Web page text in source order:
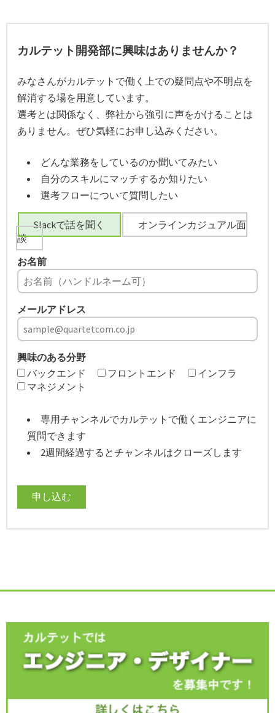
カルテット開発部に興味はありませんか？
みなさんがカルテットで働く上での疑問点や不明点を
解消する場を用意しています。
選考とは関係なく、弊社から強引に声をかけることは
ありません。ぜひ気軽にお申し込みください。
どんな業務をしているのか聞いてみたい
自分のスキルにマッチするか知りたい
選考フローについて質問したい
Slackで話を聞く
オンラインカジュアル面
談
お名前
メールアドレス
興味のある分野
バックエンド
フロントエンド
インフラ
マネジメント
専用チャンネルでカルテットで働くエンジニアに
質問できます
2週間経過するとチャンネルはクローズします
申し込む